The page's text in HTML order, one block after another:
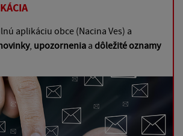
aplikáciu obce (Nacina Ves) a
, upozornenia a dôležité oznamy